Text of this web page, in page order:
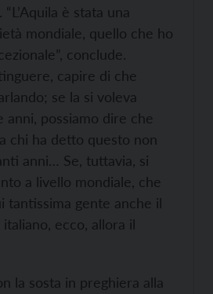
è stata una
mondiale, quello che ho
conclude.
capire di che
se la si voleva
possiamo dire che
chi ha detto questo non
anni… Se, tuttavia, si
a livello mondiale, che
tantissima gente anche il
ecco, allora il
la sosta in preghiera alla